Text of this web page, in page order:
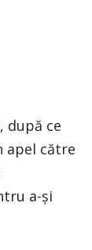
după ce
apel către
a-și